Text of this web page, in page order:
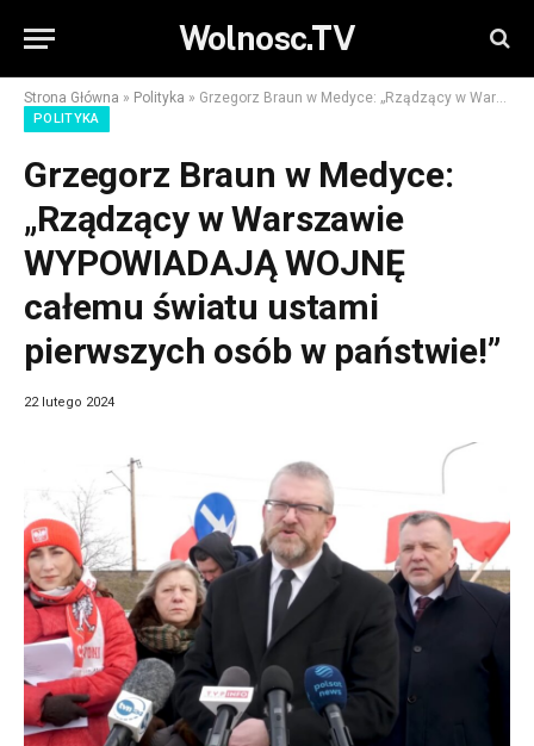
Wolnosc.TV
Strona Główna » Polityka » Grzegorz Braun w Medyce: „Rządzący w Warszawie WYPOWIADAJĄ WOJNĘ całemu światu ustami pierwszych osób w państwie!”
POLITYKA
Grzegorz Braun w Medyce:
„Rządzący w Warszawie
WYPOWIADAJĄ WOJNĘ
całemu światu ustami
pierwszych osób w państwie!”
22 lutego 2024